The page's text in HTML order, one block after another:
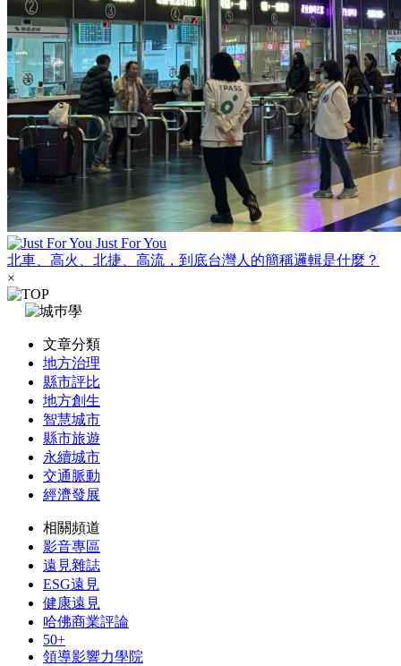
Just For You
北車、高火、北捷、高流，到底台灣人的簡稱邏輯是什麼？
×
文章分類
地方治理
縣市評比
地方創生
智慧城市
縣市旅遊
永續城市
交通脈動
經濟發展
相關頻道
影音專區
遠見雜誌
ESG遠見
健康遠見
哈佛商業評論
50+
領導影響力學院